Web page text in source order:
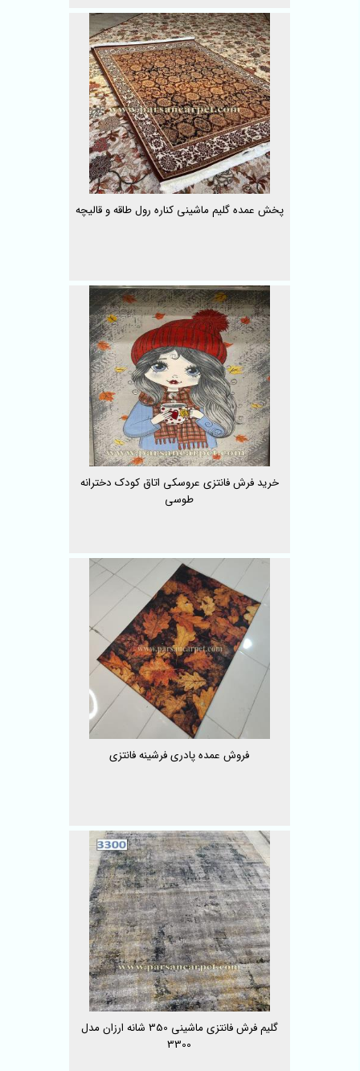
پخش عمده گلیم ماشینی کناره رول طاقه و قالیچه
خرید فرش فانتزی عروسکی اتاق کودک دخترانه
طوسی
فروش عمده پادری فرشینه فانتزی
گلیم فرش فانتزی ماشینی 350 شانه ارزان مدل
3300